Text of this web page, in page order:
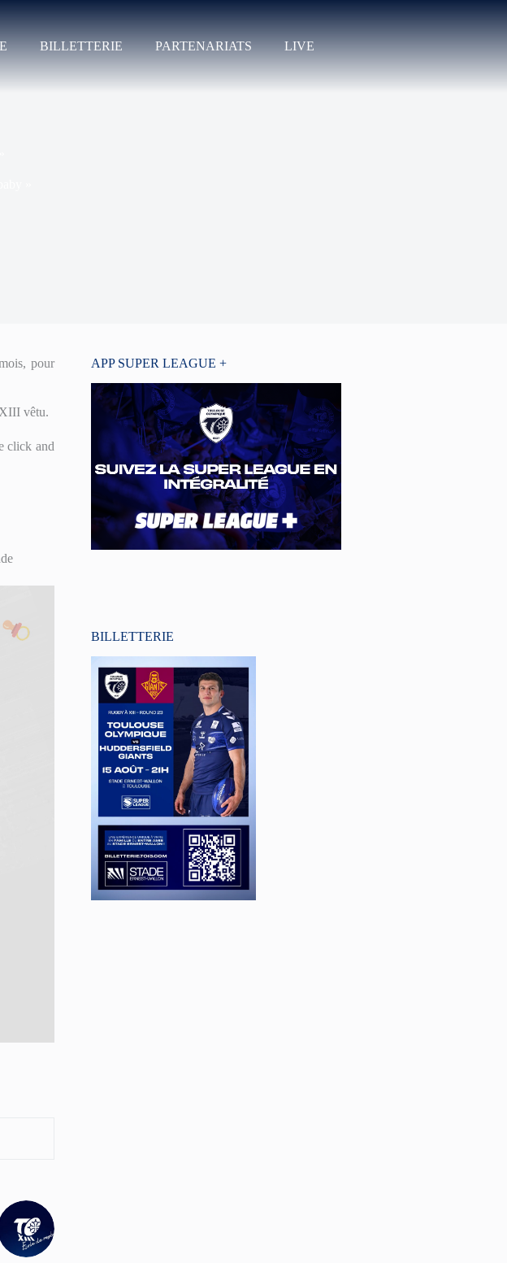
BILLETTERIE PARTENARIATS LIVE
pour
vêtu.
click and
APP SUPER LEAGUE +
BILLETTERIE